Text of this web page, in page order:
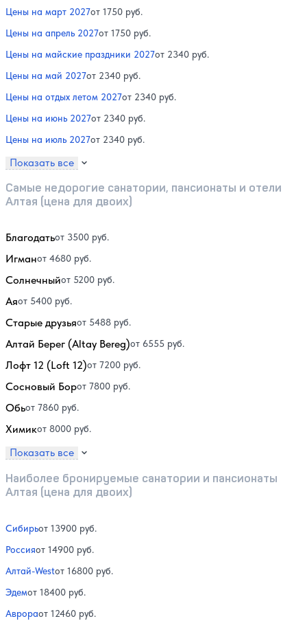
Цены на март 2027от 1750 руб.
Цены на апрель 2027от 1750 руб.
Цены на майские праздники 2027от 2340 руб.
Цены на май 2027от 2340 руб.
Цены на отдых летом 2027от 2340 руб.
Цены на июнь 2027от 2340 руб.
Цены на июль 2027от 2340 руб.
Показать все
Самые недорогие санатории, пансионаты и отели
Алтая (цена для двоих)
Благодатьот 3500 руб.
Игманот 4680 руб.
Солнечныйот 5200 руб.
Аяот 5400 руб.
Старые друзьяот 5488 руб.
Алтай Берег (Altay Bereg)от 6555 руб.
Лофт 12 (Loft 12)от 7200 руб.
Сосновый Борот 7800 руб.
Обьот 7860 руб.
Химикот 8000 руб.
Показать все
Наиболее бронируемые санатории и пансионаты
Алтая (цена для двоих)
Сибирьот 13900 руб.
Россияот 14900 руб.
Алтай-Westот 16800 руб.
Эдемот 18400 руб.
Аврораот 12460 руб.